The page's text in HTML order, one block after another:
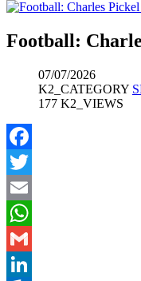
Football:
07/07/2026
K2_CATEGORY
177 K2_VIEWS
Facebook
Twitter
Email
WhatsApp
Gmail